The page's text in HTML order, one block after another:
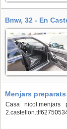
Bmw, 32 - En
Menjars
Casa nicol.menjars